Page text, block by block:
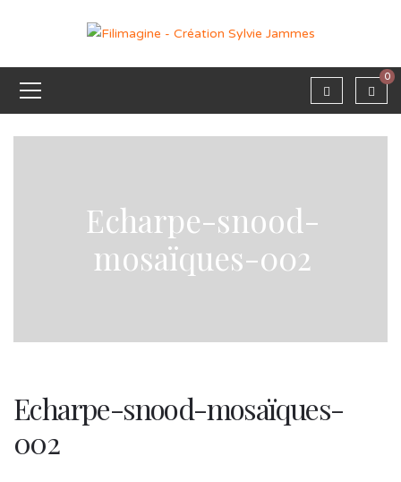
0
Echarpe-snood-
mosaïques-002
Echarpe-snood-mosaïques-
002